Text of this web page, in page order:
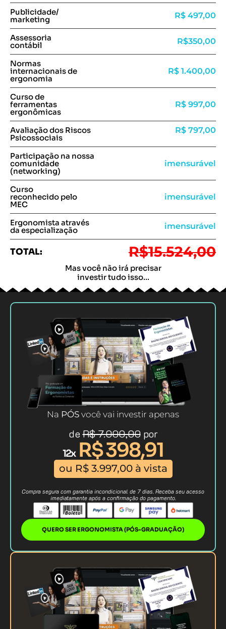
Publicidade/
marketing R$ 497,00
Assessoria
contábil R$350,00
Normas
internacionais de
ergonomia
R$ 1.400,00
Curso de
ferramentas
ergonômicas
R$ 997,00
Avaliação dos Riscos
Psicossociais
R$ 797,00
Participação na nossa
comunidade
(networking)
imensurável
Curso
reconhecido pelo
MEC
imensurável
Ergonomista através
da especialização imensurável
TOTAL: R$15.524,00
Mas você não irá precisar
investir tudo isso...
Na PÓS você vai investir apenas
deR$ 7.000,00por
12xR$ 398,91
ou R$ 3.997,00 à vista
QUERO SER ERGONOMISTA (PÓS-GRADUAÇÃO)
Compra segura com garantia incondicional de 7 dias. Receba seu acesso
imediatamente após a confirmação do pagamento.